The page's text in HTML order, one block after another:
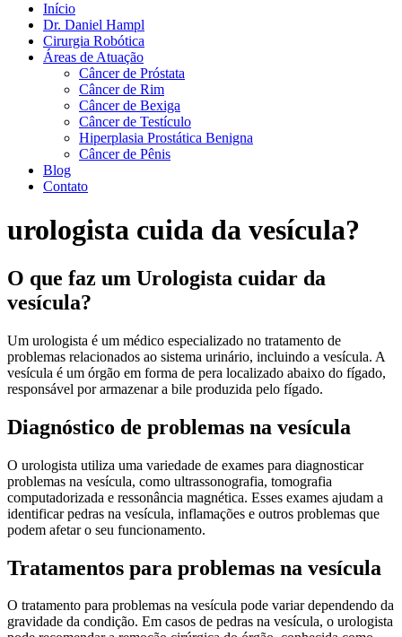
Início
Dr. Daniel Hampl
Cirurgia Robótica
Áreas de Atuação
Câncer de Próstata
Câncer de Rim
Câncer de Bexiga
Câncer de Testículo
Hiperplasia Prostática Benigna
Câncer de Pênis
Blog
Contato
urologista cuida da vesícula?
O que faz um Urologista cuidar da
vesícula?
Um urologista é um médico especializado no tratamento de
problemas relacionados ao sistema urinário, incluindo a vesícula. A
vesícula é um órgão em forma de pera localizado abaixo do fígado,
responsável por armazenar a bile produzida pelo fígado.
Diagnóstico de problemas na vesícula
O urologista utiliza uma variedade de exames para diagnosticar
problemas na vesícula, como ultrassonografia, tomografia
computadorizada e ressonância magnética. Esses exames ajudam a
identificar pedras na vesícula, inflamações e outros problemas que
podem afetar o seu funcionamento.
Tratamentos para problemas na vesícula
O tratamento para problemas na vesícula pode variar dependendo da
gravidade da condição. Em casos de pedras na vesícula, o urologista